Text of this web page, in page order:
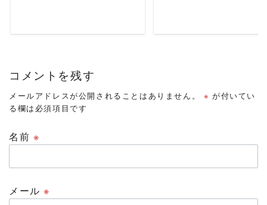
コメントを残す
メールアドレスが公開されることはありません。 ※ が付いてい
る欄は必須項目です
名前 ※
メール※